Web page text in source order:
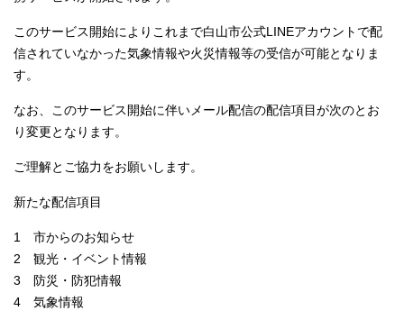
このサービス開始によりこれまで白山市公式LINEアカウントで配
信されていなかった気象情報や火災情報等の受信が可能となりま
す。
なお、このサービス開始に伴いメール配信の配信項目が次のとお
り変更となります。
ご理解とご協力をお願いします。
新たな配信項目
1 市からのお知らせ
2 観光・イベント情報
3 防災・防犯情報
4 気象情報